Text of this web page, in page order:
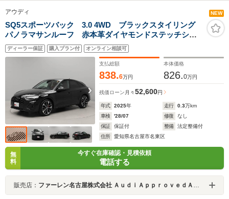
アウディ NEW
SQ5スポーツバック 3.0 4WD ブラックスタイリング
パノラマサンルーフ 赤本革ダイヤモンドステッチシー
ト(前席電動・前後ヒーター付) エアサス 21インチアル
ミ ステアリングヒーター 赤キャリパー 全周囲カメ
ラ プライバシーガラス TV
ディーラー保証 購入プラン付 オンライン相談可
支払総額
838.6万円
本体価格
826.0万円
残価ローン 月々52,600円
年式 2025年 走行 0.3万km
車検
'28/07 修復
なし
保証
保証付 整備
法定整備付
住所
愛知県名古屋市名東区
無
料
今すぐ在庫確認・見積依頼
電話する
販売店： ファーレン名古屋株式会社 ＡｕｄｉＡｐｐｒｏｖｅｄＡｕｔｏｍｏｂｉｌｅ 名古屋インター